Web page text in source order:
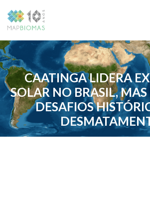
CAATINGA LIDERA
SOLAR NO BRASIL,
DESAFIOS